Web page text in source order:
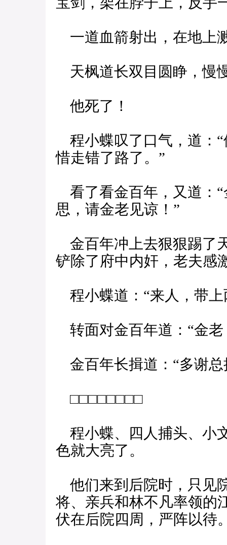
一道血箭射出，在地上
天枫道长双目圆睁，慢
他死了！
程小蝶叹了口气，道：
惜走错了路了。”
看了看金百年，又道：
思，请金老见谅！”
金百年冲上去狠狠踢了
铲除了府中内奸，老夫感
程小蝶道：“来人，带
转面对金百年道：“金老
金百年长揖道：“多谢总
□□□□□□□□
程小蝶、四人捕头、小
色就大亮了。
他们来到后院时，只见
将、亲兵和林不凡率领的
伏在后院四周，严阵以待